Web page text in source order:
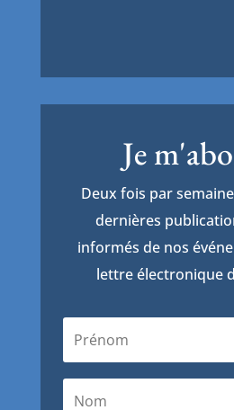
Je
Deux fois par
dernières
informés de nos
lettre électronique